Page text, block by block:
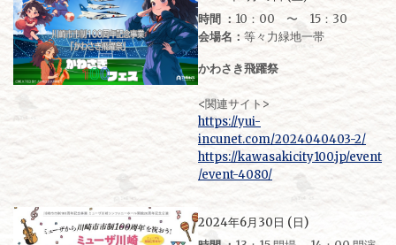
時間 ：10：00 〜 15：30
会場名： 等々力緑地一帯
かわさき飛躍祭
<関連サイト>
https://yui-
incunet.com/2024040403-2/
https://kawasakicity100.jp/event
/event-4080/
2024年6月30日 (日)